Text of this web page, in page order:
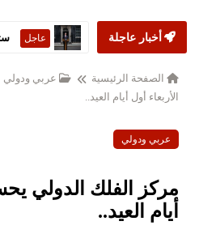
أخبار عاجلة عاجل
الصفحة الرئيسية عربي ودولي
الأربعاء أول أيام العيد..
عربي ودولي
مركز الفلك الدولي
أيام العيد..